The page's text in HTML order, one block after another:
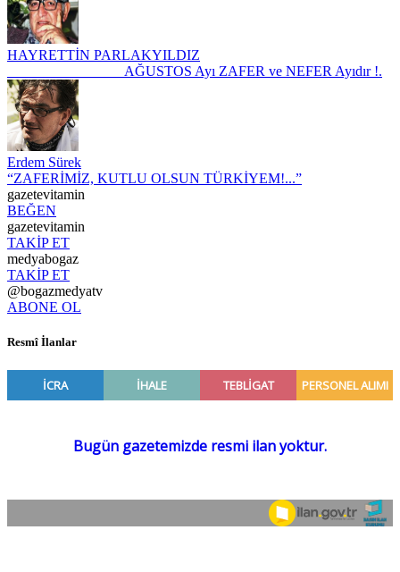
HAYRETTİN PARLAKYILDIZ
AĞUSTOS Ayı ZAFER ve NEFER Ayıdır !.
Erdem Sürek
“ZAFERİMİZ, KUTLU OLSUN TÜRKİYEM!...”
gazetevitamin
BEĞEN
gazetevitamin
TAKİP ET
medyabogaz
TAKİP ET
@bogazmedyatv
ABONE OL
Resmî İlanlar